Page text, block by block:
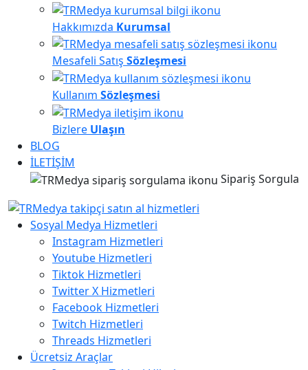
Hakkımızda Kurumsal
Mesafeli Satış Sözleşmesi
Kullanım Sözleşmesi
Bizlere Ulaşın
BLOG
İLETİŞİM
Sipariş Sorgula
Sosyal Medya Hizmetleri
Instagram Hizmetleri
Youtube Hizmetleri
Tiktok Hizmetleri
Twitter X Hizmetleri
Facebook Hizmetleri
Twitch Hizmetleri
Threads Hizmetleri
Ücretsiz Araçlar